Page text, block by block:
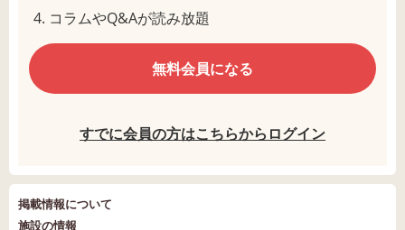
コラムやQ&Aが読み放題
無料会員になる
すでに会員の方はこちらからログイン
掲載情報について
施設の情報